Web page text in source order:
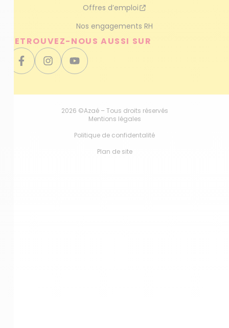
Offres d’emploi
Nos engagements RH
RETROUVEZ-NOUS AUSSI SUR
2026 ©Azaé – Tous droits réservés
Mentions légales
Politique de confidentalité
Plan de site